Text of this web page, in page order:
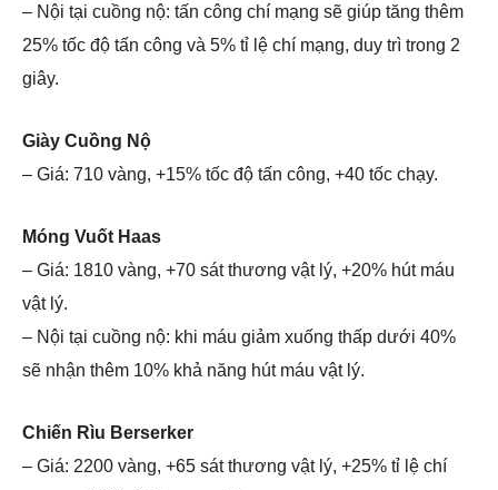
– Nội tại cuồng nộ: tấn công chí mạng sẽ giúp tăng thêm
25% tốc độ tấn công và 5% tỉ lệ chí mạng, duy trì trong 2
giây.
Giày Cuồng Nộ
– Giá: 710 vàng, +15% tốc độ tấn công, +40 tốc chạy.
Móng Vuốt Haas
– Giá: 1810 vàng, +70 sát thương vật lý, +20% hút máu
vật lý.
– Nội tại cuồng nộ: khi máu giảm xuống thấp dưới 40%
sẽ nhận thêm 10% khả năng hút máu vật lý.
Chiến Rìu Berserker
– Giá: 2200 vàng, +65 sát thương vật lý, +25% tỉ lệ chí